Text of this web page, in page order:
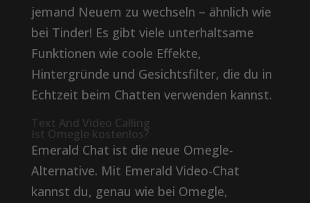
jemand Neuem zu wechseln – ähnlich wie
bei Tinder! Es gibt viele unterhaltsame
Funktionen wie coole Effekte,
Hintergründe und Gesichtsfilter, die du in
Echtzeit beim Chatten verwenden kannst.
Text And Video Calling
Ist Omegle kostenlos?
Emerald Chat ist die neue Omegle-
Alternative. Mit Emerald Video-Chat
kannst du, genau wie bei Omegle,